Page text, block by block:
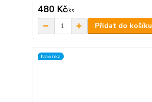
480 Kč/ks
Přidat do košíku
Novinka